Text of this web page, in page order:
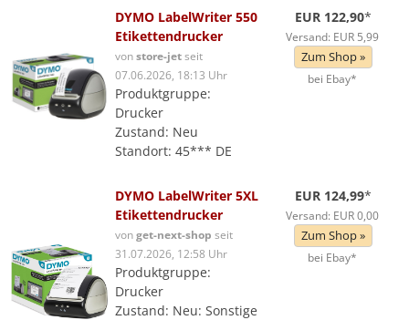
DYMO LabelWriter 550
Etikettendrucker
vonstore-jetseit
07.06.2026, 18:13 Uhr
Produktgruppe:
Drucker
Zustand: Neu
Standort: 45*** DE
EUR 122,90*
Versand: EUR 5,99
Zum Shop »
bei Ebay*
DYMO LabelWriter 5XL
Etikettendrucker
vonget-next-shop seit
31.07.2026, 12:58 Uhr
Produktgruppe:
Drucker
Zustand: Neu: Sonstige
EUR 124,99*
Versand: EUR 0,00
Zum Shop »
bei Ebay*